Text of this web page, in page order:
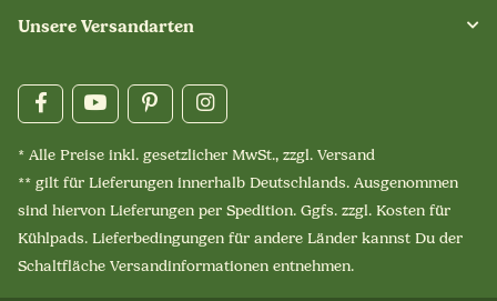
Unsere Versandarten
* Alle Preise inkl. gesetzlicher MwSt., zzgl. Versand
** gilt für Lieferungen innerhalb Deutschlands. Ausgenommen
sind hiervon Lieferungen per Spedition. Ggfs. zzgl. Kosten für
Kühlpads. Lieferbedingungen für andere Länder kannst Du der
Schaltfläche Versandinformationen entnehmen.